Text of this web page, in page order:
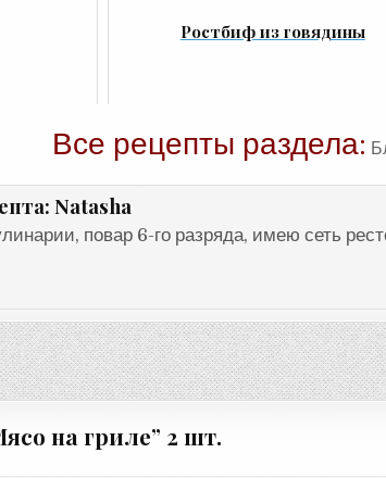
Ростбиф из говядины
Все рецепты раздела:
Natasha
повар 6-го разряда, имею сеть
на гриле” 2 шт.